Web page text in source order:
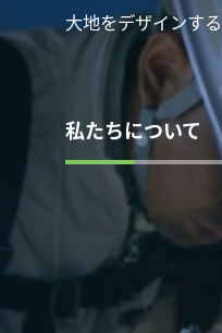
大地をデザインす
私たちについて